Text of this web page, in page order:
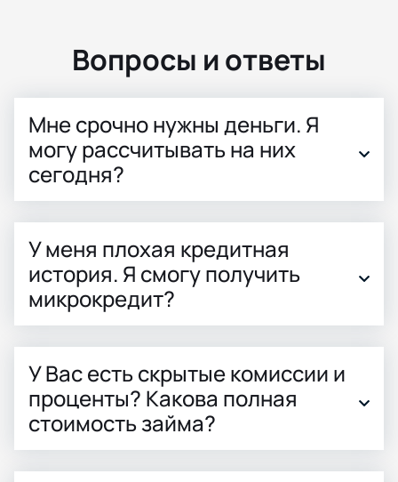
Вопросы и ответы
Мне срочно нужны деньги. Я
могу рассчитывать на них
сегодня?
У меня плохая кредитная
история. Я смогу получить
микрокредит?
У Вас есть скрытые комиссии и
проценты? Какова полная
стоимость займа?